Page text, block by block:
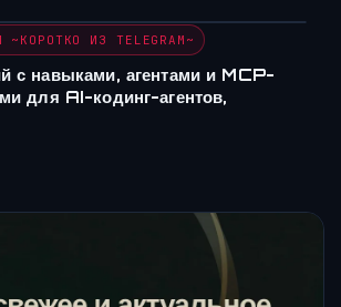
ИЗ TELEGRAM~
с навыками, агентами и MCP-
для AI-кодинг-агентов,